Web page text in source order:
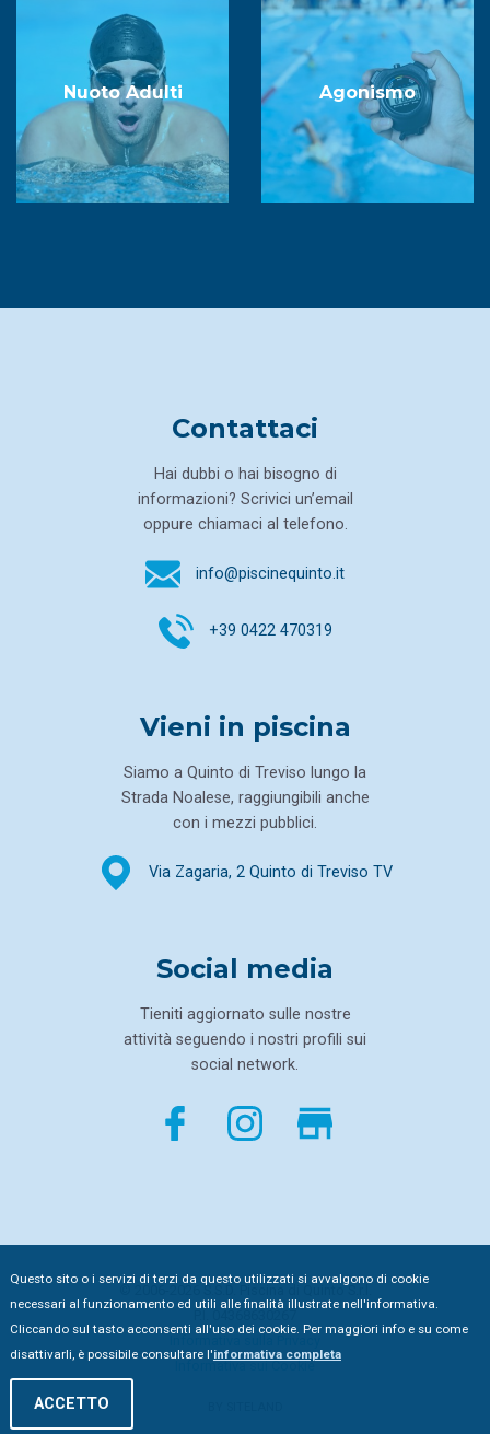
Nuoto Adulti Agonismo
Contattaci
Hai dubbi o hai bisogno di
informazioni? Scrivici un’email
oppure chiamaci al telefono.
info@piscinequinto.it
+39 0422 470319
Vieni in piscina
Siamo a Quinto di Treviso lungo la
Strada Noalese, raggiungibili anche
con i mezzi pubblici.
Via Zagaria, 2 Quinto di Treviso TV
Social media
Tieniti aggiornato sulle nostre
attività seguendo i nostri profili sui
social network.
© 2006-2026 S.S.D. Piscina di Quinto S.r.l.
Informativa suiCookie
Questo sito o i servizi di terzi da questo utilizzati si avvalgono di cookie
necessari al funzionamento ed utili alle finalità illustrate nell'informativa.
Cliccando sul tasto acconsenti all'uso dei cookie. Per maggiori info e su come
disattivarli, è possibile consultare l'informativa completa
ACCETTO